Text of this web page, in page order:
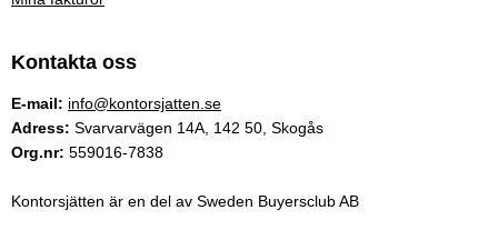
Kontakta oss
E-mail: info@kontorsjatten.se
Adress: Svarvarvägen 14A, 142 50, Skogås
Org.nr: 559016-7838
Kontorsjätten är en del av Sweden Buyersclub AB